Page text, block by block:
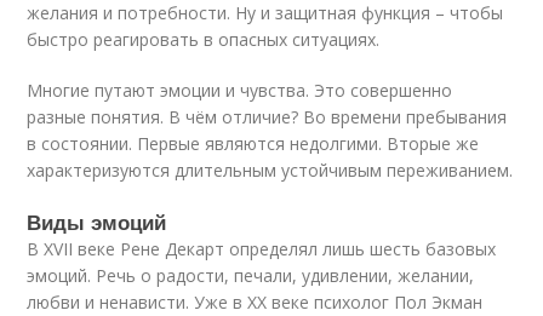
желания и потребности. Ну и защитная функция – чтобы
быстро реагировать в опасных ситуациях.
Многие путают эмоции и чувства. Это совершенно
разные понятия. В чём отличие? Во времени пребывания
в состоянии. Первые являются недолгими. Вторые же
характеризуются длительным устойчивым переживанием.
Виды эмоций
В XVII веке Рене Декарт определял лишь шесть базовых
эмоций. Речь о радости, печали, удивлении, желании,
любви и ненависти. Уже в ХХ веке психолог Пол Экман